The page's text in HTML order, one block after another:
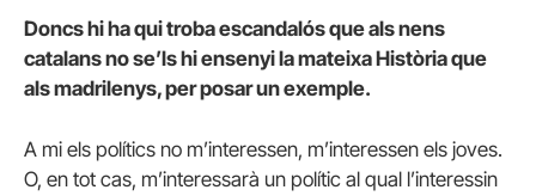
Doncs hi ha qui troba escandalós que als nens
catalans no se’ls hi ensenyi la mateixa Història que
als madrilenys, per posar un exemple.
A mi els polítics no m’interessen, m’interessen els joves.
O, en tot cas, m’interessarà un polític al qual l’interessin